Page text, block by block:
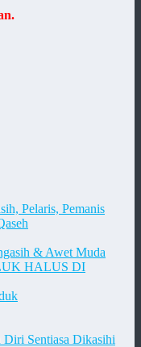
Pelaris, Pemanis
& Awet Muda
HALUS DI
Diri Sentiasa Dikasihi